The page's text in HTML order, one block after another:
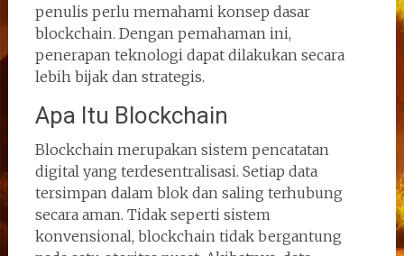
penulis perlu memahami konsep dasar
blockchain. Dengan pemahaman ini,
penerapan teknologi dapat dilakukan secara
lebih bijak dan strategis.
Apa Itu Blockchain
Blockchain merupakan sistem pencatatan
digital yang terdesentralisasi. Setiap data
tersimpan dalam blok dan saling terhubung
secara aman. Tidak seperti sistem
konvensional, blockchain tidak bergantung